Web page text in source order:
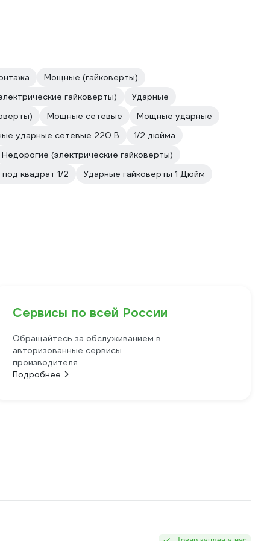
Мощные (гайковерты)
гайковерты)
Ударные
Мощные сетевые
Мощные ударные
ударные сетевые 220 В
1/2 дюйма
Недорогие (электрические гайковерты)
квадрат 1/2
Ударные гайковерты 1 Дюйм
Сервисы по всей России
Обращайтесь за обслуживанием в
авторизованные сервисы
производителя
Подробнее